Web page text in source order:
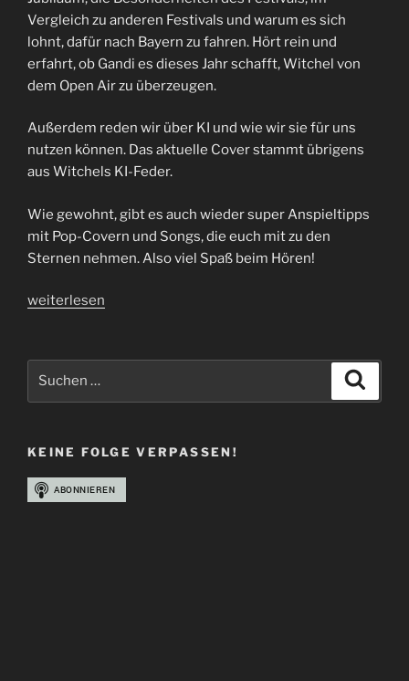
Vergleich zu anderen Festivals und warum es sich
lohnt, dafür nach Bayern zu fahren. Hört rein und
erfahrt, ob Gandi es dieses Jahr schafft, Witchel von
dem Open Air zu überzeugen.
Außerdem reden wir über KI und wie wir sie für uns
nutzen können. Das aktuelle Cover stammt übrigens
aus Witchels KI-Feder.
Wie gewohnt, gibt es auch wieder super Anspieltipps
mit Pop-Covern und Songs, die euch mit zu den
Sternen nehmen. Also viel Spaß beim Hören!
„Auf
Ast
2024
Ausblick
weiterlesen
KEINE FOLGE VERPASSEN!